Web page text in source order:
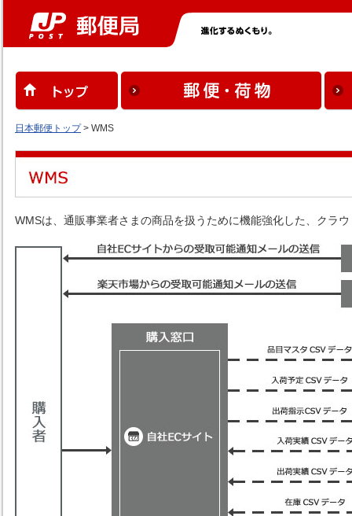
日本郵便トップ> WMS
WMSは、通販事業者さまの商品を扱うために機能強化した、クラ